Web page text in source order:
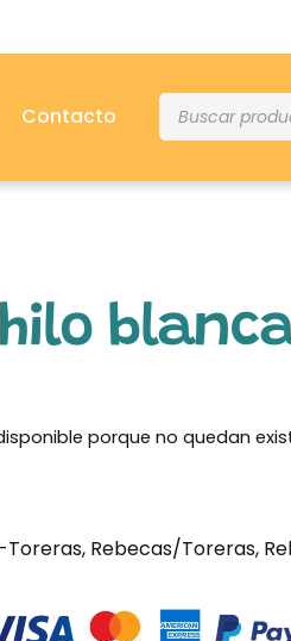
Contacto
porque no quedan
Toreras, Rebecas/Toreras,